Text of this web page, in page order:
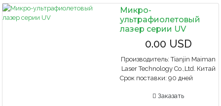
Микро-
ультрафиолетовый
лазер серии UV
0.00 USD
Производитель:Tianjin Maiman
Laser Technology Co.,Ltd. Китай
Срок поставки: 90 дней
Заказать